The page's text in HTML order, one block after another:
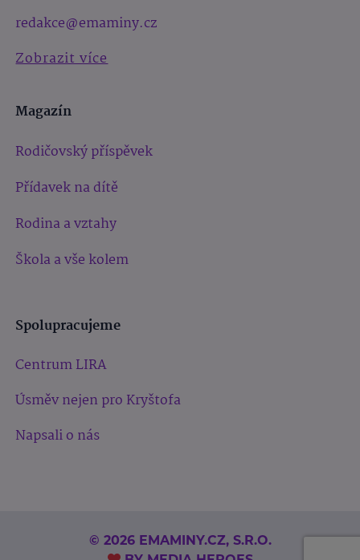
redakce@emaminy.cz
Zobrazit více
Magazín
Rodičovský příspěvek
Přídavek na dítě
Rodina a vztahy
Škola a vše kolem
Spolupracujeme
Centrum LIRA
Úsměv nejen pro Kryštofa
Napsali o nás
© 2026 EMAMINY.CZ, S.R.O.